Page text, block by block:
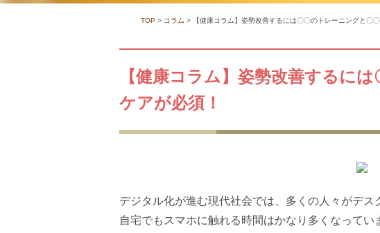
TOP > コラム > 【健康コラム】姿勢改善するには〇〇のトレーニングと〇
【健康コラム】姿勢改善するに
ケアが必須！
デジタル化が進む現代社会では、多くの人々がデ
自宅でもスマホに触れる時間はかなり多くなって